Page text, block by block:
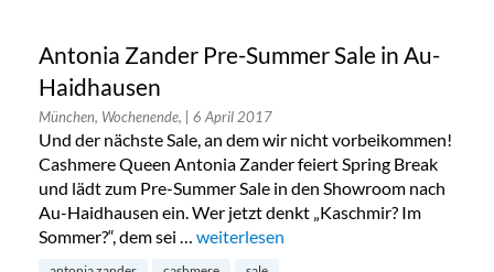
Antonia Zander Pre-Summer Sale in Au-
Haidhausen
München, Wochenende, | 6 April 2017
Und der nächste Sale, an dem wir nicht vorbeikommen!
Cashmere Queen Antonia Zander feiert Spring Break
und lädt zum Pre-Summer Sale in den Showroom nach
Au-Haidhausen ein. Wer jetzt denkt „Kaschmir? Im
Sommer?“, dem sei … „Antonia Zander Pre-Summer Sale in
weiterlesen